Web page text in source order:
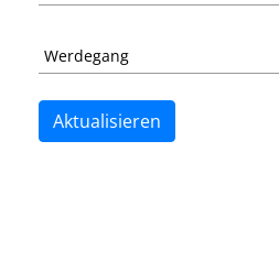
Werdegang
Aktualisieren